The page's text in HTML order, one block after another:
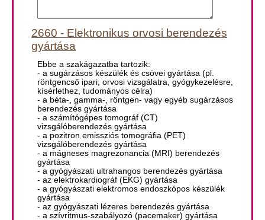
2660 - Elektronikus orvosi berendezés
gyártása
Ebbe a szakágazatba tartozik:
- a sugárzásos készülék és csövei gyártása (pl.
röntgencső ipari, orvosi vizsgálatra, gyógykezelésre,
kísérlethez, tudományos célra)
- a béta-, gamma-, röntgen- vagy egyéb sugárzásos
berendezés gyártása
- a számítógépes tomográf (CT)
vizsgálóberendezés gyártása
- a pozitron emissziós tomográfia (PET)
vizsgálóberendezés gyártása
- a mágneses magrezonancia (MRI) berendezés
gyártása
- a gyógyászati ultrahangos berendezés gyártása
- az elektrokardiográf (EKG) gyártása
- a gyógyászati elektromos endoszkópos készülék
gyártása
- az gyógyászati lézeres berendezés gyártása
- a szívritmus-szabályozó (pacemaker) gyártása